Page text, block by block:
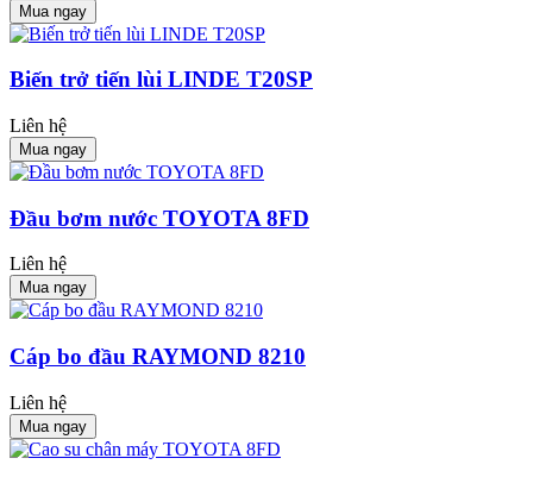
Mua ngay
Biến trở tiến lùi LINDE T20SP
Liên hệ
Mua ngay
Đầu bơm nước TOYOTA 8FD
Liên hệ
Mua ngay
Cáp bo đầu RAYMOND 8210
Liên hệ
Mua ngay